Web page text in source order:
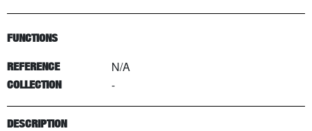
FUNCTIONS
REFERENCE N/A
COLLECTION -
DESCRIPTION